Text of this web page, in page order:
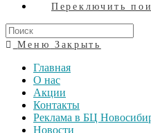
Переключить
Меню Закрыть
Главная
О нас
Акции
Контакты
Реклама в БЦ
Новости